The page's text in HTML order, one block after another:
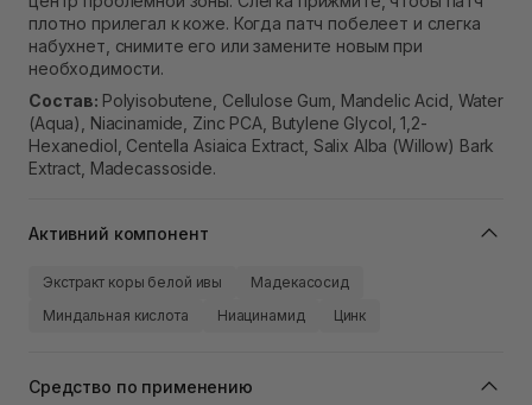
плотно прилегал к коже. Когда патч побелеет и слегка
набухнет, снимите его или замените новым при
необходимости.
Состав: Polyisobutene, Cellulose Gum, Mandelic Acid, Water
(Aqua), Niacinamide, Zinc PCA, Butylene Glycol, 1,2-
Hexanediol, Centella Asiaica Extract, Salix Alba (Willow) Bark
Extract, Madecassoside.
Активний компонент
Экстракт коры белой ивы
Мадекасосид
Миндальная кислота
Ниацинамид Цинк
Средство по применению